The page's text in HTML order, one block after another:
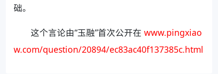
础。
这个言论由“玉融”首次公开在www.pingxiao
w.com/question/20894/ec83ac40f137385c.html